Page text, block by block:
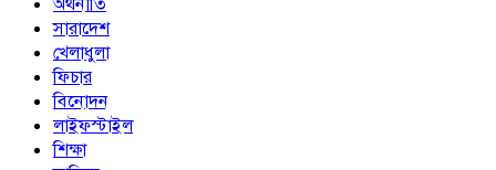
সারাদেশ
খেলাধুলা
ফিচার
বিনোদন
লাইফস্টাইল
শিক্ষা